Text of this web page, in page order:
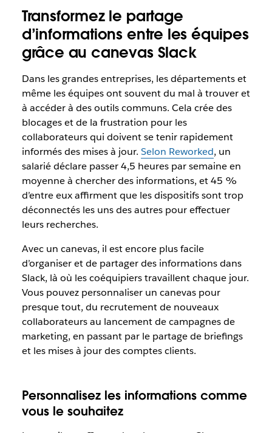
Transformez le partage
d’informations entre les équipes
grâce au canevas Slack
Dans les grandes entreprises, les départements et
même les équipes ont souvent du mal à trouver et
à accéder à des outils communs. Cela crée des
blocages et de la frustration pour les
collaborateurs qui doivent se tenir rapidement
informés des mises à jour. Selon Reworked, un
salarié déclare passer 4,5 heures par semaine en
moyenne à chercher des informations, et 45 %
d’entre eux affirment que les dispositifs sont trop
déconnectés les uns des autres pour effectuer
leurs recherches.
Avec un canevas, il est encore plus facile
d’organiser et de partager des informations dans
Slack, là où les coéquipiers travaillent chaque jour.
Vous pouvez personnaliser un canevas pour
presque tout, du recrutement de nouveaux
collaborateurs au lancement de campagnes de
marketing, en passant par le partage de briefings
et les mises à jour des comptes clients.
Personnalisez les informations comme
vous le souhaitez